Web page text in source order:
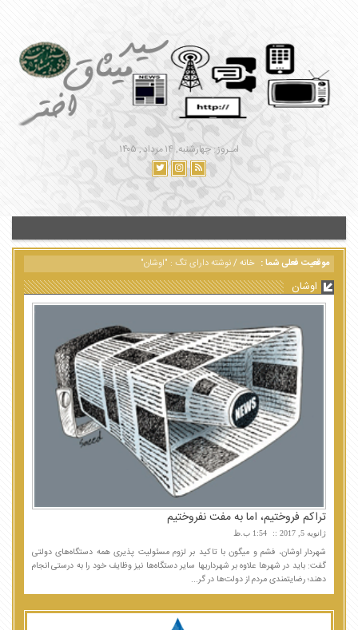
امـروز : چهارشنبه, ۱۴ مرداد , ۱۴۰۵
موقعیت فعلی شما : خانه/نوشته دارای تگ : "اوشان"
اوشان
تراکم فروختیم، اما به مفت نفروختیم
ژانویه 5, 2017 1:54 ب.ظ
شهردار اوشان، فشم و میگون با تاکید بر لزوم مسئولیت پذیری همه دستگاه‌های دولتی
گفت: باید در شهرها علاوه بر شهرداریها سایر دستگاه‌ها نیز وظایف خود را به درستی انجام
دهند؛ رضایتمندی مردم از دولت‌ها در گر...